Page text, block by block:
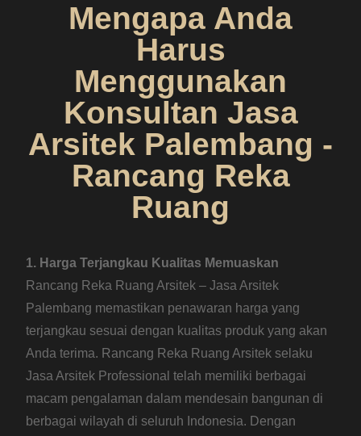
Mengapa Anda
Harus
Menggunakan
Konsultan Jasa
Arsitek Palembang -
Rancang Reka
Ruang
1. Harga Terjangkau Kualitas Memuaskan
Rancang Reka Ruang Arsitek – Jasa Arsitek
Palembang memastikan penawaran harga yang
terjangkau sesuai dengan kualitas produk yang akan
Anda terima. Rancang Reka Ruang Arsitek selaku
Jasa Arsitek Professional telah memiliki berbagai
macam pengalaman dalam mendesain bangunan di
berbagai wilayah di seluruh Indonesia. Dengan